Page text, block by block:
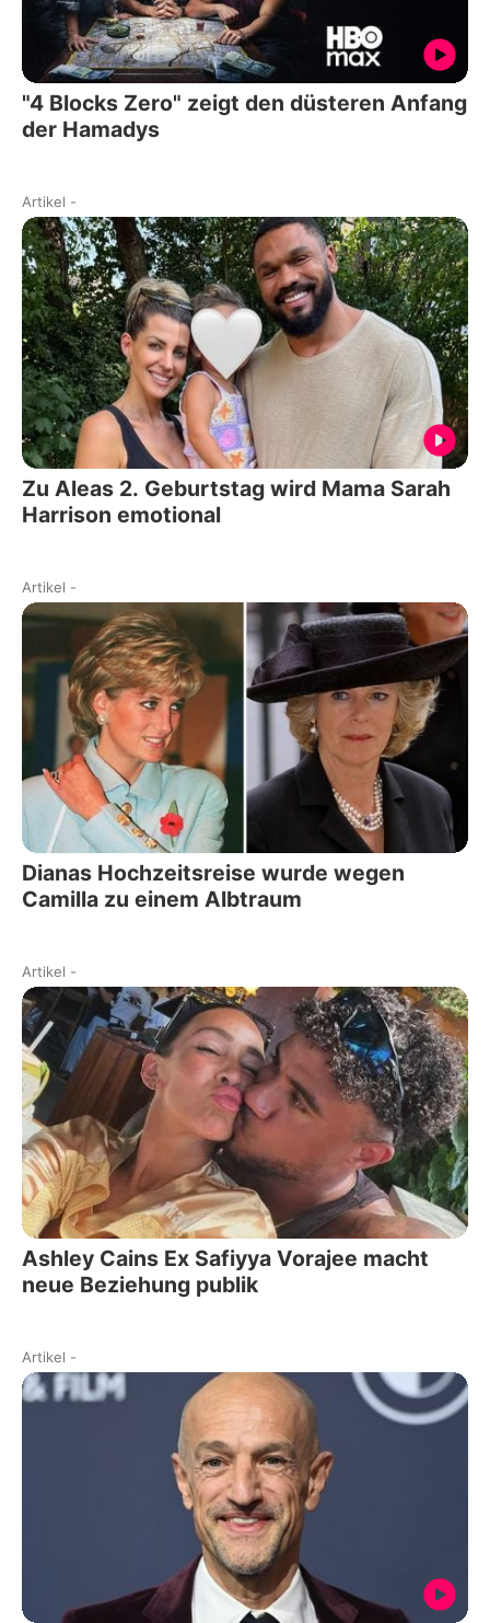
"4 Blocks Zero" zeigt den düsteren Anfang
der Hamadys
Artikel -
Zu Aleas 2. Geburtstag wird Mama Sarah
Harrison emotional
Artikel -
Dianas Hochzeitsreise wurde wegen
Camilla zu einem Albtraum
Artikel -
Ashley Cains Ex Safiyya Vorajee macht
neue Beziehung publik
Artikel -